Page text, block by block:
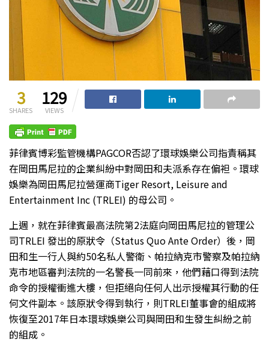
3
SHARES
129
VIEWS
菲律賓博彩監管機構PAGCOR否認了環球娛樂公司指責稱其
在岡田馬尼拉的企業糾紛中對岡田和夫派系存在偏袒。環球
娛樂為岡田馬尼拉營運商Tiger Resort, Leisure and
Entertainment Inc (TRLEI) 的母公司。
上週，就在菲律賓最高法院第2法庭向岡田馬尼拉的管理公
司TRLEI 發出的原狀令（Status Quo Ante Order）後，岡
田和生一行人與約50名私人警衛、帕拉納克市警察及帕拉納
克市地區審判法院的一名警長一同前來，他們藉口得到法院
命令的授權衝進大樓，但拒絕向任何人出示授權其行動的任
何文件副本。該原狀令得到執行，則TRLEI董事會的組成將
恢復至2017年日本環球娛樂公司與岡田和生發生糾紛之前
的組成。